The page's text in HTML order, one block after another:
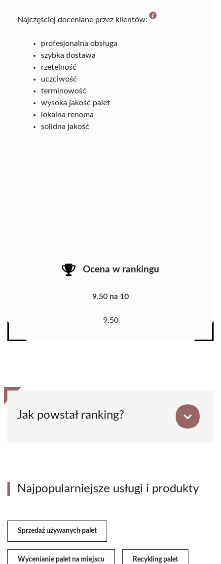
Najczęściej doceniane przez klientów:
profesjonalna obsługa
szybka dostawa
rzetelność
uczciwość
terminowość
wysoka jakość palet
lokalna renoma
solidna jakość
Ocena w rankingu
9.50 na 10
9.50
Jak powstał ranking?
Najpopularniejsze usługi i produkty
Sprzedaż używanych palet
Wycenianie palet na miejscu Recykling palet